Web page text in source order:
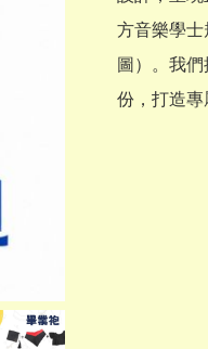
方音樂學
圖）。我
份，打造專